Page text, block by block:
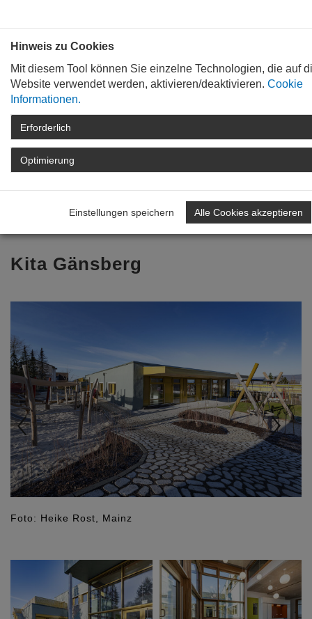
STARTSEITE
ARCHIV
TAG DER ARCHITEKTUR
2024
Zurück zur Übersicht
Kita Gänsberg
Foto: Heike Rost, Mainz
Hinweis zu Cookies
Mit diesem Tool können Sie einzelne Technologien, die auf
Website verwendet werden, aktivieren/deaktivieren. Cookie
Informationen.
Erforderlich
Optimierung
Einstellungen speichern Alle Cookies akzeptieren